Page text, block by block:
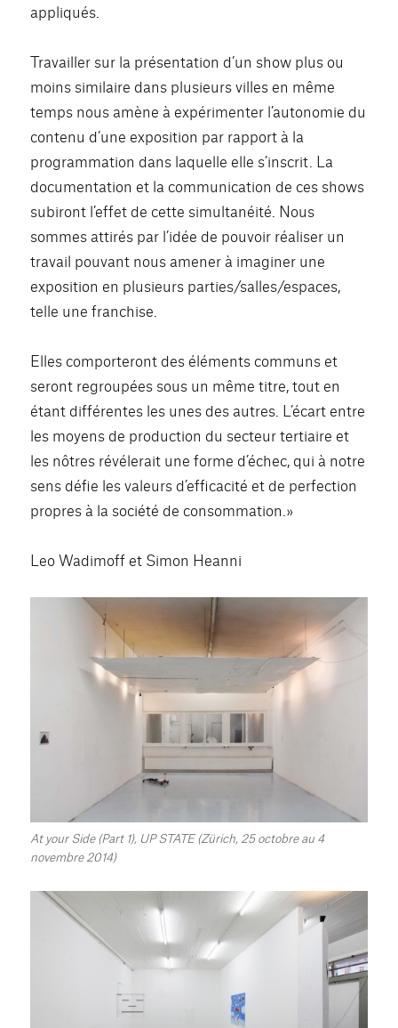
appliqués.
Travailler sur la présentation d’un show plus ou
moins similaire dans plusieurs villes en même
temps nous amène à expérimenter l’autonomie du
contenu d’une exposition par rapport à la
programmation dans laquelle elle s’inscrit. La
documentation et la communication de ces shows
subiront l’effet de cette simultanéité. Nous
sommes attirés par l’idée de pouvoir réaliser un
travail pouvant nous amener à imaginer une
exposition en plusieurs parties/salles/espaces,
telle une franchise.
Elles comporteront des éléments communs et
seront regroupées sous un même titre, tout en
étant différentes les unes des autres. L’écart entre
les moyens de production du secteur tertiaire et
les nôtres révélerait une forme d’échec, qui à notre
sens défie les valeurs d’efficacité et de perfection
propres à la société de consommation.»
Leo Wadimoff et Simon Heanni
At your Side (Part 1), UP STATE (Zürich, 25 octobre au 4
novembre 2014)